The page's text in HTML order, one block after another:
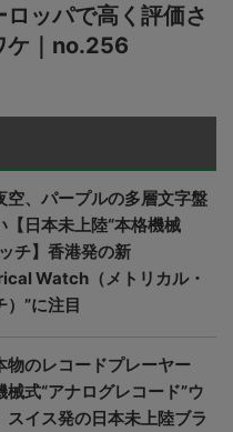
ロッパで高く評価さ
ケ｜no.256
空、パープルの多層文字盤
【日本未上陸“本格機械
チ】香港発の新
Watch（メトリカル・
）”に注目
物のレコードプレーヤー
械式“アナログレコード”ウ
スイス発の日本未上陸ブラ